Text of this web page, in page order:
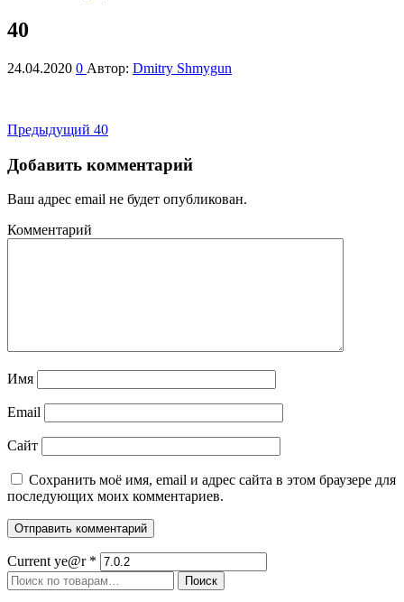
40
24.04.2020 0 Автор: Dmitry Shmygun
Навигация
по
записям
Предыдущая
Предыдущий 40
Добавить комментарий
Ваш адрес email не будет опубликован.
Комментарий
Имя
Email
Сайт
Сохранить моё имя, email и адрес сайта в этом браузере для
последующих моих комментариев.
Current ye@r *
Искать:
Поиск